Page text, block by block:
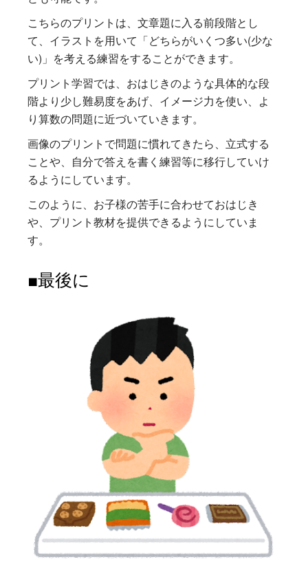
こちらのプリントは、文章題に入る前段階とし
て、イラストを用いて「どちらがいくつ多い(少な
い)」を考える練習をすることができます。
プリント学習では、おはじきのような具体的な段
階より少し難易度をあげ、イメージ力を使い、よ
り算数の問題に近づいていきます。
画像のプリントで問題に慣れてきたら、立式する
ことや、自分で答えを書く練習等に移行していけ
るようにしています。
このように、お子様の苦手に合わせておはじき
や、プリント教材を提供できるようにしていま
す。
■最後に